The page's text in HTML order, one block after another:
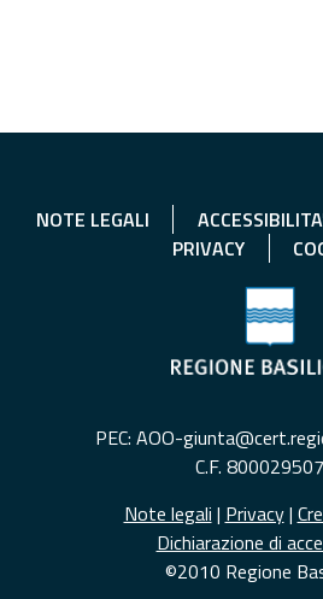
NOTE LEGALI
PRIVACY
PEC: AOO-
C.F.
Note legali | Privacy|
Dichiarazione di
©2010 Regione